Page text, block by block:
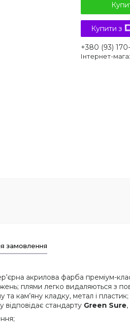
Купити з
+380 (93)
Інтернет-
замовлення
акрилова фарба преміум-
плями легко видаляються з
кам’яну кладку, метал і
відповідає стандарту Green Sure